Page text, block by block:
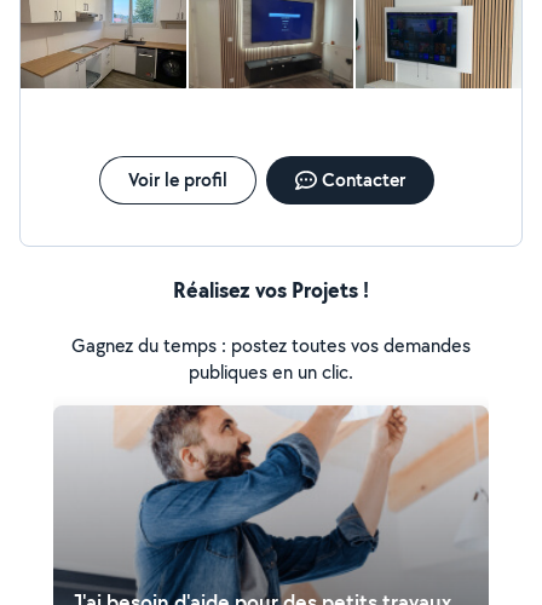
Voir le profil Contacter
Réalisez vos Projets !
Gagnez du temps : postez toutes vos demandes
publiques en un clic.